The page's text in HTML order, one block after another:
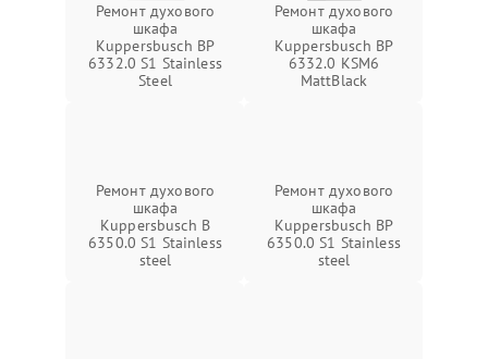
Ремонт духового
шкафа
Kuppersbusch BP
6332.0 S1 Stainless
Steel
Ремонт духового
шкафа
Kuppersbusch BP
6332.0 KSM6
MattBlack
Ремонт духового
шкафа
Kuppersbusch B
6350.0 S1 Stainless
steel
Ремонт духового
шкафа
Kuppersbusch BP
6350.0 S1 Stainless
steel